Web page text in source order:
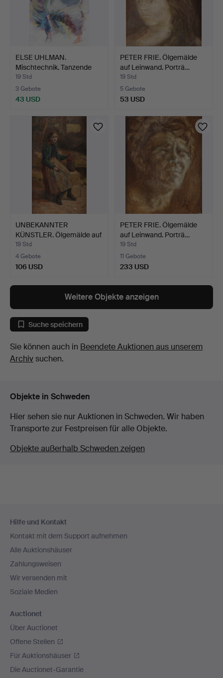
ELSE UHLMAN.
Mischtechnik. Tanzende
Frauen…
19 Std
3 Gebote
43 USD
PETER FRIE. Ölgemälde
auf Leinwand. Porträ…
19 Std
5 Gebote
53 USD
UNBEKANNTER
KÜNSTLER. Ölgemälde auf
Leinwa…
19 Std
4 Gebote
106 USD
PETER FRIE. Ölgemälde
auf Leinwand. Porträ…
19 Std
11 Gebote
233 USD
Weitere Objekte anzeigen
Suche speichern
Sie können auch in Beendete Auktionen aus unserem
Archivsuchen.
Objekte in Schweden
Hier sehen sie nur Auktionen in Schweden. Wir haben
Transporte zur Festpreisen für alle Objekte.
Objekte außerhalb Schweden zeigen
Navigation
Hilfe und Kontakt
Kontakt mit dem Support aufnehmen
Alle Auktionshäuser
Zahlungsweisen
Wir versenden mit
Soziale Medien
Auctionet
Über Auctionet
Offene Stellen
Für Auktionshäuser
Die Auctionet-Garantie